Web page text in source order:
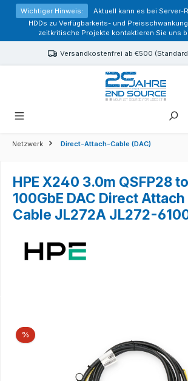
springen
Wichtiger Hinweis:
Aktuell kann es bei Server-
HDDs zu Verfügbarkeits- und
zeitkritische Projekte kontaktieren Sie uns
Versandkostenfrei ab €500
Netzwerk Direct-Attach-Cable (DAC)
HPE X240 3.0m QSFP28
100GbE DAC Direct
Cable JL272A JL272-
Bildergalerie überspringen
% Rabatt